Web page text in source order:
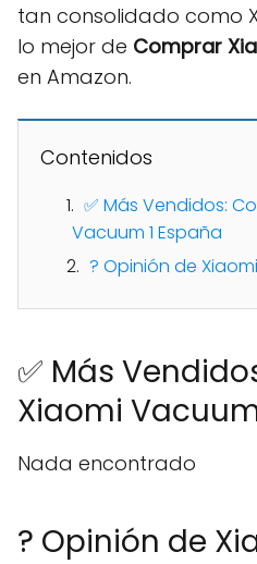
tan consolidado como
lo mejor de Comprar
en Amazon.
Contenidos
✅ Más Vendidos:
Vacuum 1 España
? Opinión de Xiaomi
✅ Más
Xiaomi
Nada encontrado
? Opinión de